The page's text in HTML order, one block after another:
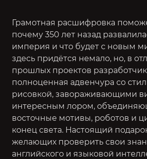
Грамотная расшифровка
почему 350 лет назад
империя и что будет с новым
здесь придётся немало, но, в
прошлых проектов
полноценная адвенчура со
рисовкой, завораживающими
интересным лором,
восточные мотивы, роботов и
конец света. Настоящий
желающих проверить свои
английского и языковой